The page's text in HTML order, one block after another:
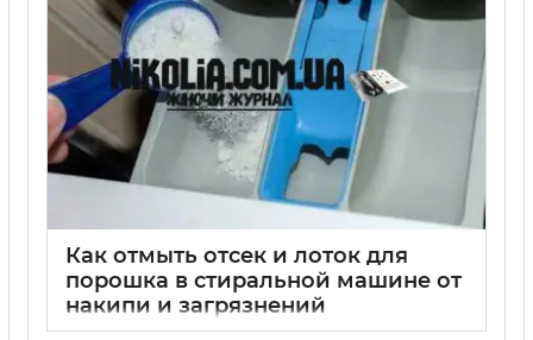
Как отмыть отсек и лоток для
порошка в стиральной машине от
накипи и загрязнений